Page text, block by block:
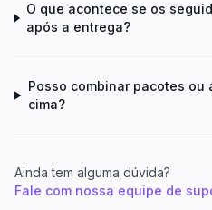
O que acontece se os
após a entrega?
Posso combinar pacotes ou
cima?
Ainda tem alguma dúvida?
Fale com nossa equipe de